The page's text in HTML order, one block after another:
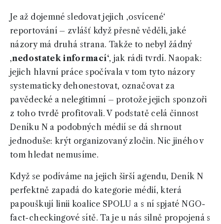
Je až dojemné sledovat jejich ‚osvícené‘
reportování – zvlášť když přesně věděli, jaké
názory má druhá strana. Takže to nebyl žádný
‚nedostatek informací‘, jak rádi tvrdí. Naopak:
jejich hlavní práce spočívala v tom tyto názory
systematicky dehonestovat, označovat za
pavědecké a nelegitimní – protože jejich sponzoři
z toho tvrdě profitovali. V podstatě celá činnost
Deníku N a podobných médií se dá shrnout
jednoduše: krýt organizovaný zločin. Nic jiného v
tom hledat nemusíme.
Když se podíváme na jejich širší agendu, Deník N
perfektně zapadá do kategorie médií, která
papouškují linii koalice SPOLU a s ní spjaté NGO-
fact-checkingové sítě. Ta je u nás silně propojená s